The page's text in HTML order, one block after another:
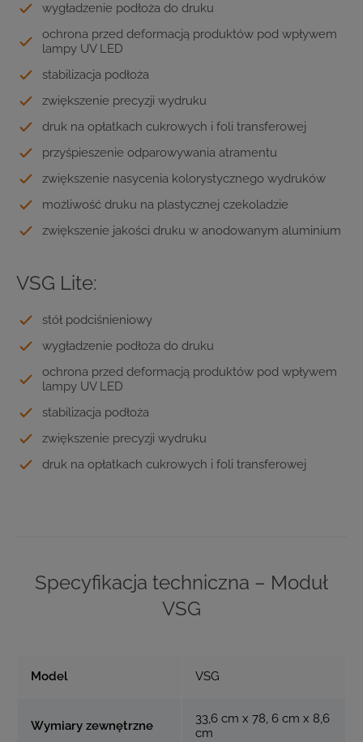
wygładzenie podłoża do druku
ochrona przed deformacją produktów pod wpływem
lampy UV LED
stabilizacja podłoża
zwiększenie precyzji wydruku
druk na opłatkach cukrowych i foli transferowej
przyśpieszenie odparowywania atramentu
zwiększenie nasycenia kolorystycznego wydruków
możliwość druku na plastycznej czekoladzie
zwiększenie jakości druku w anodowanym aluminium
VSG Lite:
stół podciśnieniowy
wygładzenie podłoża do druku
ochrona przed deformacją produktów pod wpływem
lampy UV LED
stabilizacja podłoża
zwiększenie precyzji wydruku
druk na opłatkach cukrowych i foli transferowej
Specyfikacja techniczna – Moduł
VSG
Model VSG
Wymiary zewnętrzne
33,6 cm x 78, 6 cm x 8,6
cm